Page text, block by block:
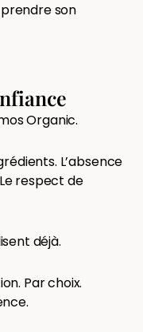
son
Organic.
L’absence
respect de
déjà.
Par choix.